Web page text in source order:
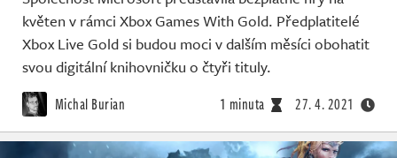
květen v rámci Xbox Games With Gold. Předplatitelé
Xbox Live Gold si budou moci v dalším měsíci obohatit
svou digitální knihovničku o čtyři tituly.
Michal Burian 1 minuta 27. 4. 2021